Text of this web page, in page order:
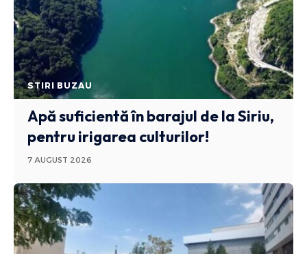
STIRI BUZAU
Apă suficientă în barajul de la Siriu,
pentru irigarea culturilor!
7 AUGUST 2026